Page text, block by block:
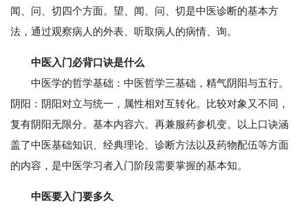
闻、问、切四个方面。望、闻、问、切是中医诊断的基本方
法，通过观察病人的外表、听取病人的病情、询。
中医入门必背口诀是什么
中医学的哲学基础：中医哲学三基础，精气阴阳与五行。
阴阳：阴阳对立与统一，属性相对互转化。比较对象又不同，
复有阴阳无限分。基本内容六。再兼服药参机变。以上口诀涵
盖了中医基础知识、经典理论、诊断方法以及药物配伍等方面
的内容，是中医学习者入门阶段需要掌握的基本知。
中医要入门要多久